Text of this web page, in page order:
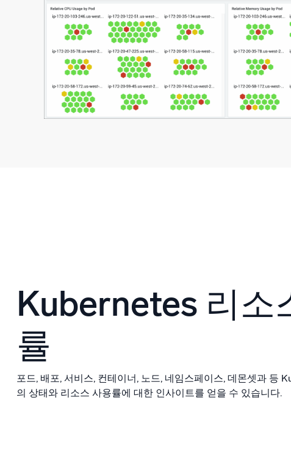
Kubernetes 리소
률
포드, 배포, 서비스, 컨테이너, 노드, 네임스페이스, 데몬셋과 등
의 상태와 리소스 사용률에 대한 인사이트를 얻을 수 있습니다.